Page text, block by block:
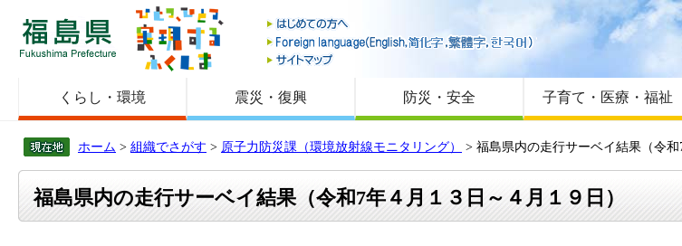
福島県
はじめての方へ
Foreign language
サイトマップ
くらし・環境 震災・復興 防災・安全 子育て・医療・福祉
ホーム > 組織でさがす > 原子力防災課（環境放射線モニタリング） > 福島県内の走行サーベイ結果（令和
福島県内の走行サーベイ結果（令和7年４月１３日～４月１９日）